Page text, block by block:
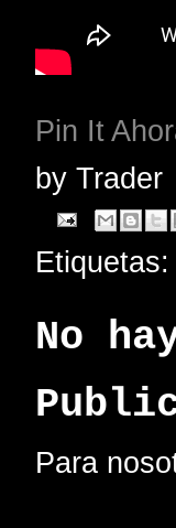
Pin It
by Trader
Etiquetas:
No
Para